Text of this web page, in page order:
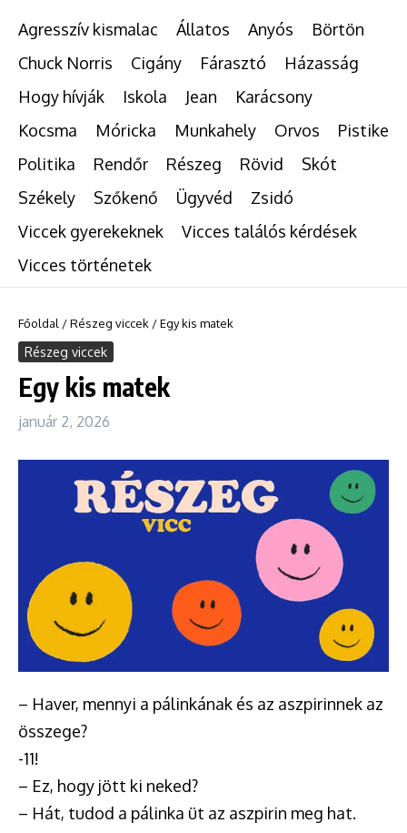
Agresszív kismalac Állatos Anyós
Börtön
Chuck Norris
Cigány Fárasztó
Házasság
Hogy hívják
Iskola Jean
Karácsony
Kocsma
Móricka Munkahely Orvos
Pistike
Politika
Rendőr Részeg Rövid
Skót
Székely
Szőkenő Ügyvéd
Zsidó
Viccek gyerekeknek
Vicces találós kérdések
Vicces történetek
Főoldal /Részeg viccek /Egy kis matek
Részeg viccek
Egy kis matek
január 2, 2026
– Haver, mennyi a pálinkának és az aszpirinnek az
összege?
-11!
– Ez, hogy jött ki neked?
– Hát, tudod a pálinka üt az aszpirin meg hat.